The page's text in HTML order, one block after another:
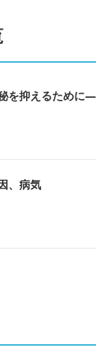
を抑えるため
、病気